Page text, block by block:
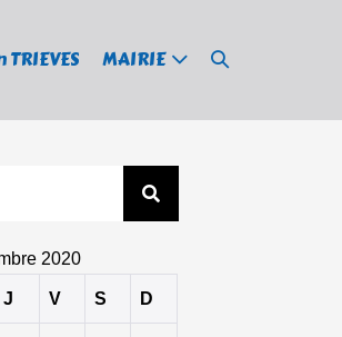
TRIEVES MAIRIE
2020
J V S D